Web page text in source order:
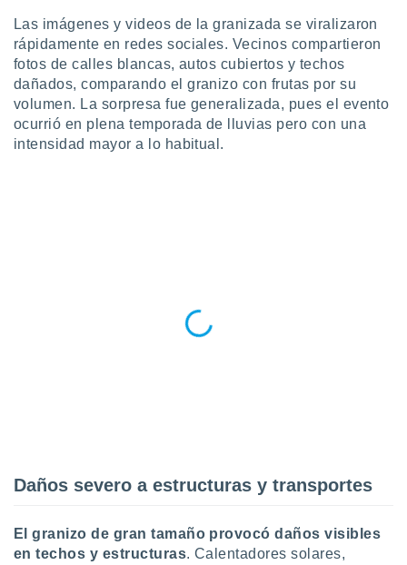
cookies
aceptar
de
abono
Las imágenes y videos de la granizada se viralizaron
rápidamente en redes sociales. Vecinos compartieron
fotos de calles blancas, autos cubiertos y techos
dañados, comparando el granizo con frutas por su
volumen. La sorpresa fue generalizada, pues el evento
ocurrió en plena temporada de lluvias pero con una
intensidad mayor a lo habitual.
Daños severo a estructuras y transportes
El granizo de gran tamaño provocó daños visibles
en techos y estructuras. Calentadores solares,